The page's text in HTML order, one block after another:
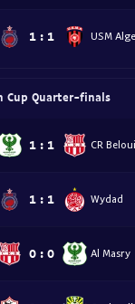
1 : 1 USM
Cup Quarter-finals
1 : 1 CR
1 : 1 Wydad
0 : 0 Al Masry